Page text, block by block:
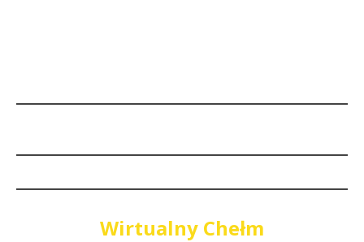
Wirtualny Chełm